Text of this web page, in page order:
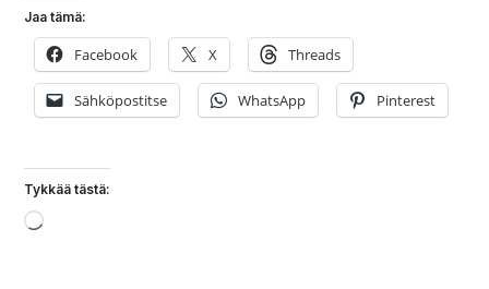
Jaa tämä:
Facebook X Threads
Sähköpostitse WhatsApp Pinterest
Tykkää tästä:
Loading…